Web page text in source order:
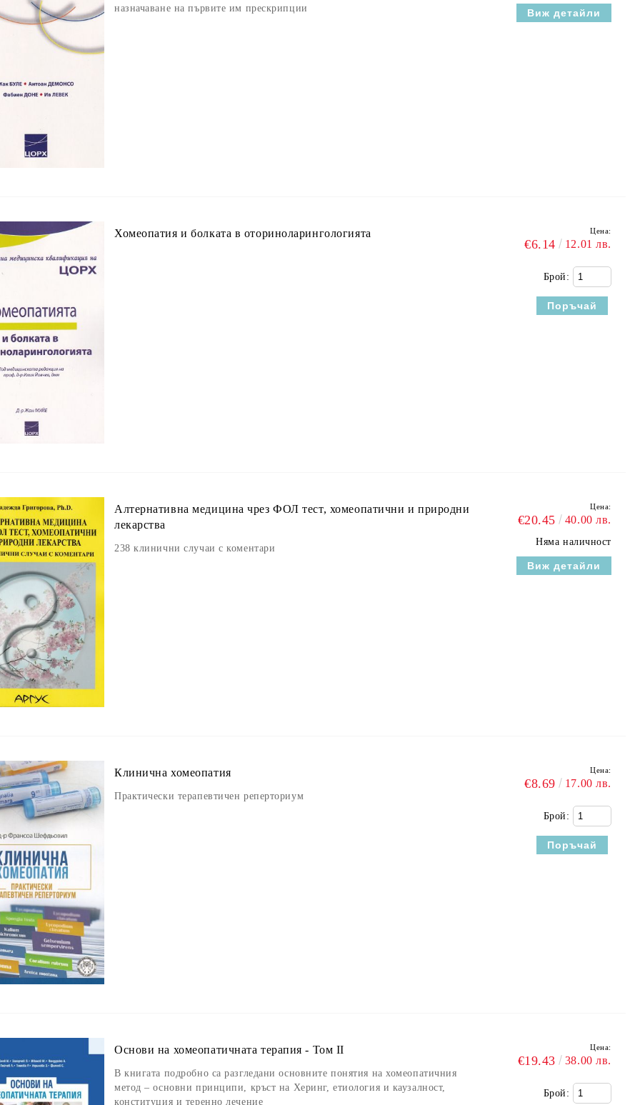
назначаване на първите им прескрипции
Виж детайли
Хомеопатия и болката в оториноларингологията Цена:
€6.14 12.01 лв.
Брой:
Алтернативна медицина чрез ФОЛ тест, хомеопатични и природни
лекарства
238 клинични случаи с коментари
Цена:
€20.45 40.00 лв.
Няма наличност
Виж детайли
Клинична хомеопатия
Практически терапевтичен реперториум
Цена:
€8.69 17.00 лв.
Брой:
Основи на хомеопатичната терапия - Том II
В книгата подробно са разгледани основните понятия на хомеопатичния
метод – основни принципи, кръст на Херинг, етиология и каузалност,
конституция и теренно лечение
Цена:
€19.43 38.00 лв.
Брой: